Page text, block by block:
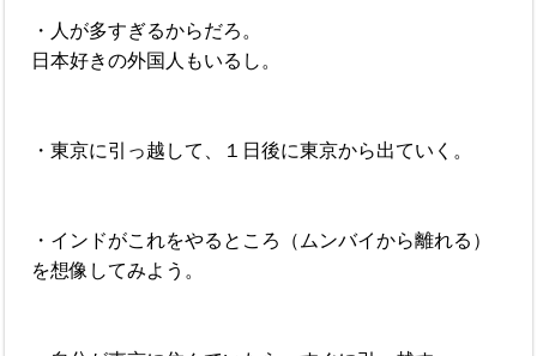
・人が多すぎるからだろ。
日本好きの外国人もいるし。
・東京に引っ越して、１日後に東京から出ていく。
・インドがこれをやるところ（ムンバイから離れる）
を想像してみよう。